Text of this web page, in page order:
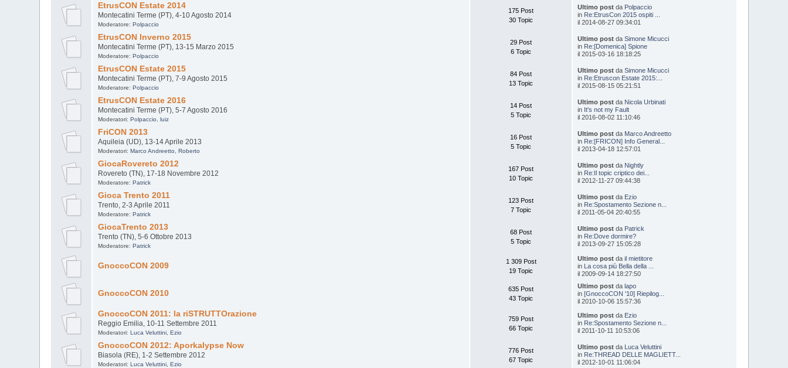
EtrusCON Estate 2014
Montecatini Terme (PT), 4-10 Agosto 2014
Moderatore: Polpaccio
175 Post
30 Topic
Ultimo postda Polpaccio
in Re:EtrusCon 2015 ospiti ...
il 2014-08-27 09:34:01
EtrusCON Inverno 2015
Montecatini Terme (PT), 13-15 Marzo 2015
Moderatore: Polpaccio
29 Post
6 Topic
Ultimo postda Simone Micucci
in Re:[Domenica] Spione
il 2015-03-16 18:18:25
EtrusCON Estate 2015
Montecatini Terme (PT), 7-9 Agosto 2015
Moderatore: Polpaccio
84 Post
13 Topic
Ultimo postda Simone Micucci
in Re:Etruscon Estate 2015:...
il 2015-08-15 05:21:51
EtrusCON Estate 2016
Montecatini Terme (PT), 5-7 Agosto 2016
Moderatori: Polpaccio luiz
14 Post
5 Topic
Ultimo postda Nicola Urbinati
in It's not my Fault
il 2016-08-02 11:10:46
FriCON 2013
Aquileia (UD), 13-14 Aprile 2013
Moderatori: Marco Andreetto Roberto
16 Post
5 Topic
Ultimo postda Marco Andreetto
in Re:[FRICON] Info General...
il 2013-04-18 12:57:01
GiocaRovereto 2012
Rovereto (TN), 17-18 Novembre 2012
Moderatore: Patrick
167 Post
10 Topic
Ultimo postda Nightly
in Re:Il topic criptico dei...
il 2012-11-27 09:44:38
Gioca Trento 2011
Trento, 2-3 Aprile 2011
Moderatore: Patrick
123 Post
7 Topic
Ultimo postda Ezio
in Re:Spostamento Sezione n...
il 2011-05-04 20:40:55
GiocaTrento 2013
Trento (TN), 5-6 Ottobre 2013
Moderatore: Patrick
68 Post
5 Topic
Ultimo postda Patrick
in Re:Dove dormire?
il 2013-09-27 15:05:28
GnoccoCON 2009
1 309 Post
19 Topic
Ultimo postda il mietitore
in La cosa più Bella della ...
il 2009-09-14 18:27:50
GnoccoCON 2010
635 Post
43 Topic
Ultimo postda lapo
in [GnoccoCON '10] Riepilog...
il 2010-10-06 15:57:36
GnoccoCON 2011: la riSTRUTTOrazione
Reggio Emilia, 10-11 Settembre 2011
Moderatori: Luca Veluttini, Ezio
759 Post
66 Topic
Ultimo postda Ezio
in Re:Spostamento Sezione n...
il 2011-10-11 10:53:06
GnoccoCON 2012: Aporkalypse Now
Biasola (RE), 1-2 Settembre 2012
Moderatori: Luca Veluttini, Ezio
776 Post
67 Topic
Ultimo postda Luca Veluttini
in Re:THREAD DELLE MAGLIETT...
il 2012-10-01 11:06:04